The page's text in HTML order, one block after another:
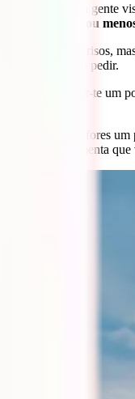
toda a gente
intactos ou
é a terra dos sorrisos,
não estamos a pedir.
cobrar-te um
e ajudar. Se fores
é uma ferramenta que